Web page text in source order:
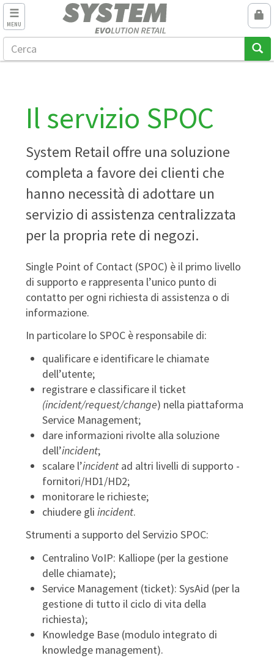
MENU
Il servizio SPOC
System Retail offre una soluzione
completa a favore dei clienti che
hanno necessità di adottare un
servizio di assistenza centralizzata
per la propria rete di negozi.
Single Point of Contact (SPOC) è il primo livello
di supporto e rappresenta l’unico punto di
contatto per ogni richiesta di assistenza o di
informazione.
In particolare lo SPOC è responsabile di:
qualificare e identificare le chiamate
dell’utente;
registrare e classificare il ticket
(incident/request/change) nella piattaforma
Service Management;
dare informazioni rivolte alla soluzione
dell’incident;
scalare l’incident ad altri livelli di supporto -
fornitori/HD1/HD2;
monitorare le richieste;
chiudere gli incident.
Strumenti a supporto del Servizio SPOC:
Centralino VoIP: Kalliope (per la gestione
delle chiamate);
Service Management (ticket): SysAid (per la
gestione di tutto il ciclo di vita della
richiesta);
Knowledge Base (modulo integrato di
knowledge management).